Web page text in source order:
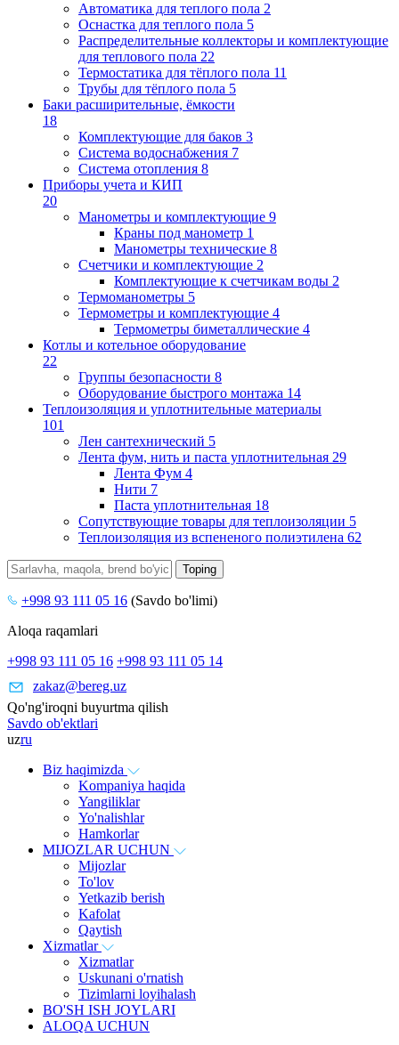
Автоматика для теплого пола 2
Оснастка для теплого пола 5
Распределительные коллекторы и комплектующие
для теплового пола 22
Термостатика для тёплого пола 11
Трубы для тёплого пола 5
Баки расширительные, ёмкости
18
Комплектующие для баков 3
Система водоснабжения 7
Система отопления 8
Приборы учета и КИП
20
Манометры и комплектующие 9
Краны под манометр 1
Манометры технические 8
Счетчики и комплектующие 2
Комплектующие к счетчикам воды 2
Термоманометры 5
Термометры и комплектующие 4
Термометры биметаллические 4
Котлы и котельное оборудование
22
Группы безопасности 8
Оборудование быстрого монтажа 14
Теплоизоляция и уплотнительные материалы
101
Лен сантехнический 5
Лента фум, нить и паста уплотнительная 29
Лента Фум 4
Нити 7
Паста уплотнительная 18
Сопутствующие товары для теплоизоляции 5
Теплоизоляция из вспененого полиэтилена 62
+998 93 111 05 16 (Savdo bo'limi)
Aloqa raqamlari
+998 93 111 05 16 +998 93 111 05 14
zakaz@bereg.uz
Qo'ng'iroqni buyurtma qilish
Savdo ob'ektlari
uzru
Biz haqimizda
Kompaniya haqida
Yangiliklar
Yo'nalishlar
Hamkorlar
MIJOZLAR UCHUN
Mijozlar
To'lov
Yetkazib berish
Kafolat
Qaytish
Xizmatlar
Xizmatlar
Uskunani o'rnatish
Tizimlarni loyihalash
BO'SH ISH JOYLARI
ALOQA UCHUN